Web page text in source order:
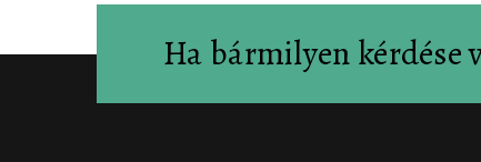
Ha bármilyen kérdése